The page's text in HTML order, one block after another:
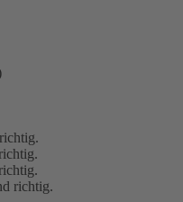
richtig.